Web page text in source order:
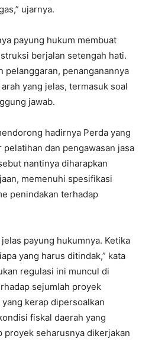
ujarnya.
payung hukum membuat
berjalan setengah hati.
pelanggaran, penanganannya
yang jelas, termasuk soal
jawab.
hadirnya Perda yang
dan pengawasan jasa
nantinya diharapkan
memenuhi spesifikasi
penindakan terhadap
payung hukumnya. Ketika
yang harus ditindak,” kata
regulasi ini muncul di
sejumlah proyek
kerap dipersoalkan
fiskal daerah yang
proyek seharusnya dikerjakan